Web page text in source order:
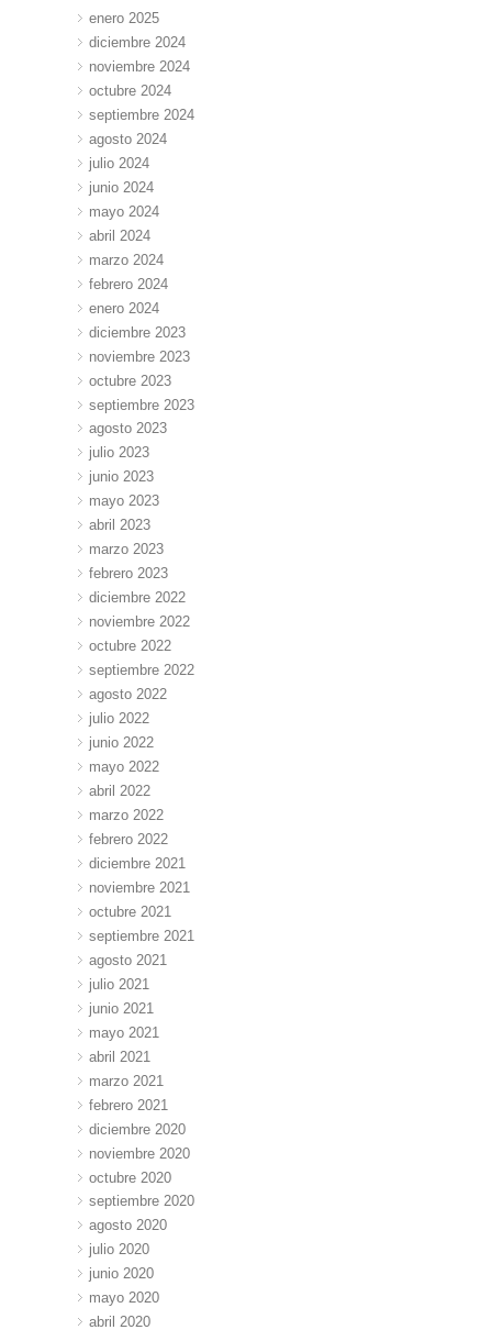
enero 2025
diciembre 2024
noviembre 2024
octubre 2024
septiembre 2024
agosto 2024
julio 2024
junio 2024
mayo 2024
abril 2024
marzo 2024
febrero 2024
enero 2024
diciembre 2023
noviembre 2023
octubre 2023
septiembre 2023
agosto 2023
julio 2023
junio 2023
mayo 2023
abril 2023
marzo 2023
febrero 2023
diciembre 2022
noviembre 2022
octubre 2022
septiembre 2022
agosto 2022
julio 2022
junio 2022
mayo 2022
abril 2022
marzo 2022
febrero 2022
diciembre 2021
noviembre 2021
octubre 2021
septiembre 2021
agosto 2021
julio 2021
junio 2021
mayo 2021
abril 2021
marzo 2021
febrero 2021
diciembre 2020
noviembre 2020
octubre 2020
septiembre 2020
agosto 2020
julio 2020
junio 2020
mayo 2020
abril 2020